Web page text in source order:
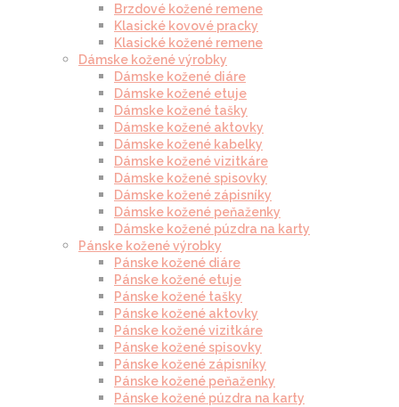
Brzdové kožené remene
Klasické kovové pracky
Klasické kožené remene
Dámske kožené výrobky
Dámske kožené diáre
Dámske kožené etuje
Dámske kožené tašky
Dámske kožené aktovky
Dámske kožené kabelky
Dámske kožené vizitkáre
Dámske kožené spisovky
Dámske kožené zápisníky
Dámske kožené peňaženky
Dámske kožené púzdra na karty
Pánske kožené výrobky
Pánske kožené diáre
Pánske kožené etuje
Pánske kožené tašky
Pánske kožené aktovky
Pánske kožené vizitkáre
Pánske kožené spisovky
Pánske kožené zápisníky
Pánske kožené peňaženky
Pánske kožené púzdra na karty